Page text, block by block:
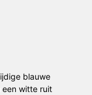
blauwe
witte ruit